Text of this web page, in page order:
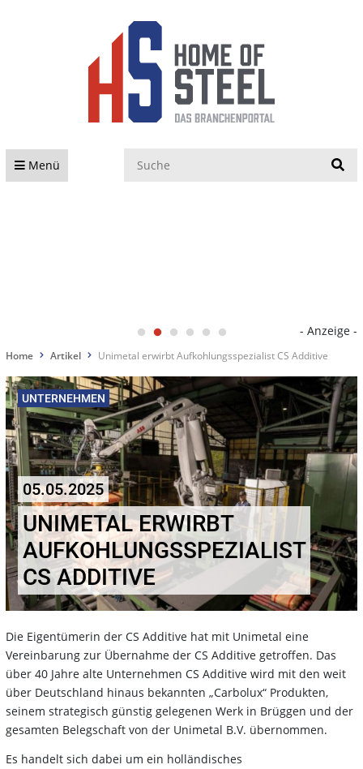
Menü
- Anzeige -
Home Artikel Unimetal erwirbt Aufkohlungsspezialist CS Additive
UNTERNEHMEN
05.05.2025
UNIMETAL ERWIRBT
AUFKOHLUNGSSPEZIALIST
CS ADDITIVE
Die Eigentümerin der CS Additive hat mit Unimetal eine
Vereinbarung zur Übernahme der CS Additive getroffen. Das
über 40 Jahre alte Unternehmen CS Additive wird mit den weit
über Deutschland hinaus bekannten „Carbolux“ Produkten,
seinem strategisch günstig gelegenen Werk in Brüggen und der
gesamten Belegschaft von der Unimetal B.V. übernommen.
Es handelt sich dabei um ein holländisches